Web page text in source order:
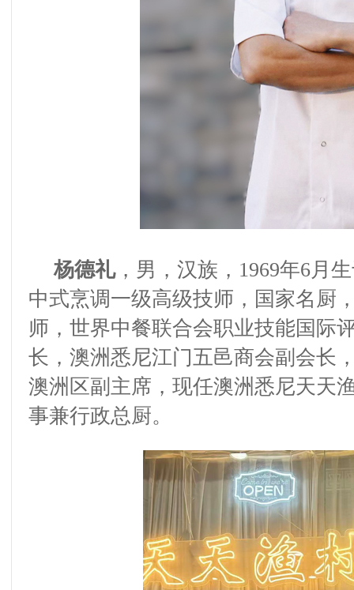
杨德礼， 男，汉族， 1969年6月
中式烹调一级高级技师 ， 国家名厨
师 ，世界中餐联合会职业技能国际
长，澳洲悉尼江门五邑商会副会长
澳洲区副主席，现任澳洲悉尼天天
事兼行政总厨。